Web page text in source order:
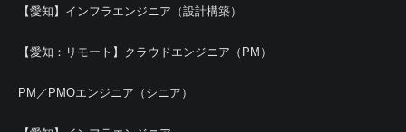
【愛知】インフラエンジニア（設計構築）
【愛知：リモート】クラウドエンジニア（PM）
PM／PMOエンジニア（シニア）